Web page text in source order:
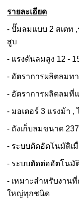
รายละเอียด
- ปั๊มลมแบบ 2 สเตท
สูบ
- แรงดันลมสูง 12 -
- อัตราการผลิตลมท
- อัตราการผลิตลมที่
- มอเตอร์ 3 แรงม้า ,
- ถังเก็บลมขนาด
- ระบบตัดอัตโนมัติเ
- ระบบตัดต่ออัตโนมั
- เหมาะสำหรับงาน
ใหญ่ทุกชนิด